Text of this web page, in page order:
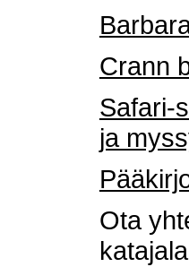
Crann
Safari-
ja
Ota